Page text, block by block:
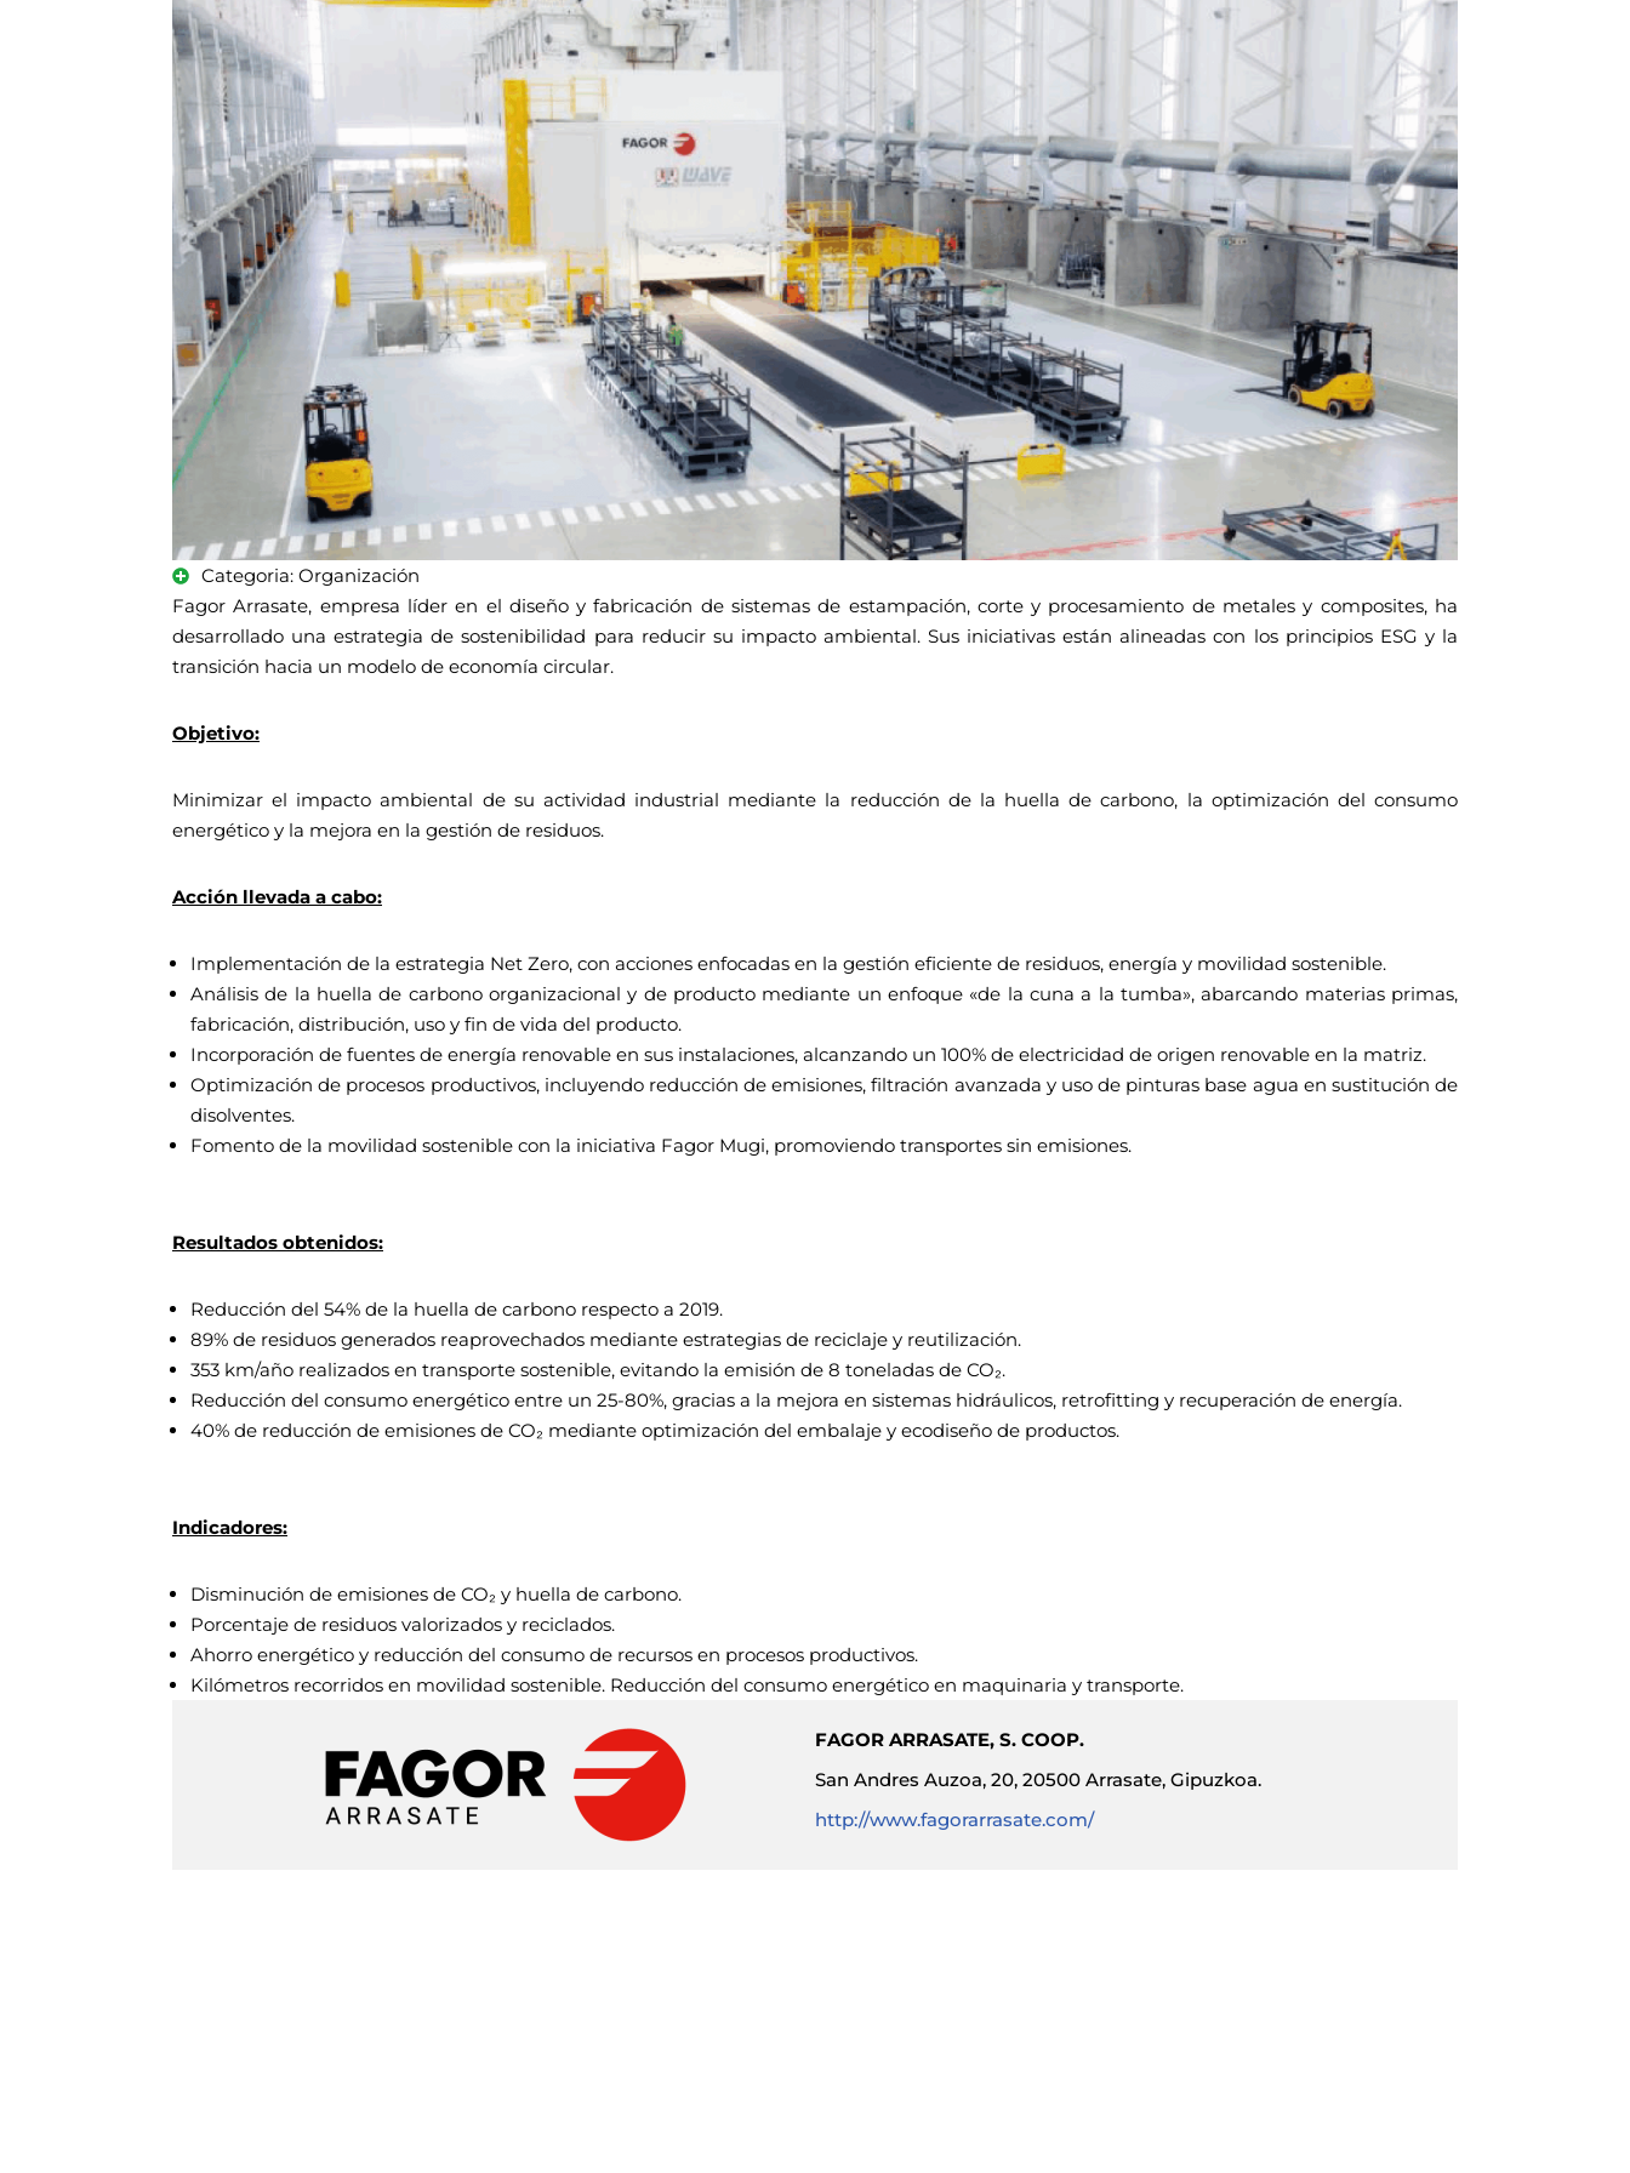
Categoria: Organización
Fagor Arrasate, empresa líder en el diseño y fabricación de sistemas de estampación, corte y procesamiento de metales y composites, ha
desarrollado una estrategia de sostenibilidad para reducir su impacto ambiental. Sus iniciativas están alineadas con los principios ESG y la
transición hacia un modelo de economía circular.
Objetivo:
Minimizar el impacto ambiental de su actividad industrial mediante la reducción de la huella de carbono, la optimización del consumo
energético y la mejora en la gestión de residuos.
Acción llevada a cabo:
Implementación de la estrategia Net Zero, con acciones enfocadas en la gestión eficiente de residuos, energía y movilidad sostenible.
Análisis de la huella de carbono organizacional y de producto mediante un enfoque «de la cuna a la tumba», abarcando materias primas,
fabricación, distribución, uso y fin de vida del producto.
Incorporación de fuentes de energía renovable en sus instalaciones, alcanzando un 100% de electricidad de origen renovable en la matriz.
Optimización de procesos productivos, incluyendo reducción de emisiones, filtración avanzada y uso de pinturas base agua en sustitución de
disolventes.
Fomento de la movilidad sostenible con la iniciativa Fagor Mugi, promoviendo transportes sin emisiones.
Resultados obtenidos:
Reducción del 54% de la huella de carbono respecto a 2019.
89% de residuos generados reaprovechados mediante estrategias de reciclaje y reutilización.
353 km/año realizados en transporte sostenible, evitando la emisión de 8 toneladas de CO₂.
Reducción del consumo energético entre un 25-80%, gracias a la mejora en sistemas hidráulicos, retrofitting y recuperación de energía.
40% de reducción de emisiones de CO₂ mediante optimización del embalaje y ecodiseño de productos.
Indicadores:
Disminución de emisiones de CO₂ y huella de carbono.
Porcentaje de residuos valorizados y reciclados.
Ahorro energético y reducción del consumo de recursos en procesos productivos.
Kilómetros recorridos en movilidad sostenible. Reducción del consumo energético en maquinaria y transporte.
FAGOR ARRASATE, S. COOP.
San Andres Auzoa, 20, 20500 Arrasate, Gipuzkoa.
http://www.fagorarrasate.com/